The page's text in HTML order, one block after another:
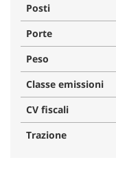
Posti
Porte
Peso
Classe emissioni
CV fiscali
Trazione